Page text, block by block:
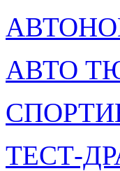
АВТО
ТЕСТ-